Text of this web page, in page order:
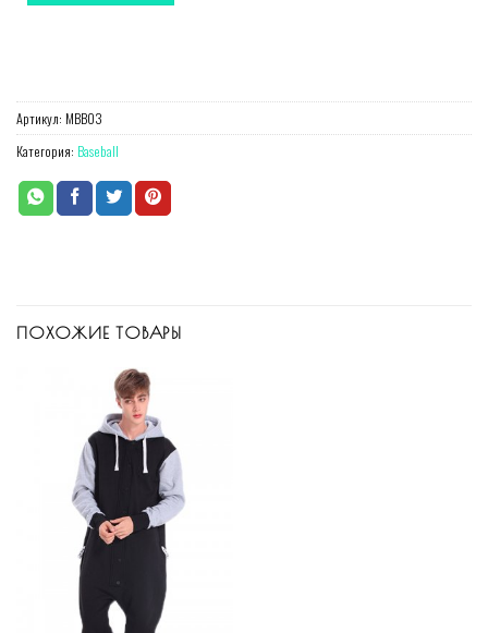
Артикул: MBB03
Категория: Baseball
ПОХОЖИЕ ТОВАРЫ